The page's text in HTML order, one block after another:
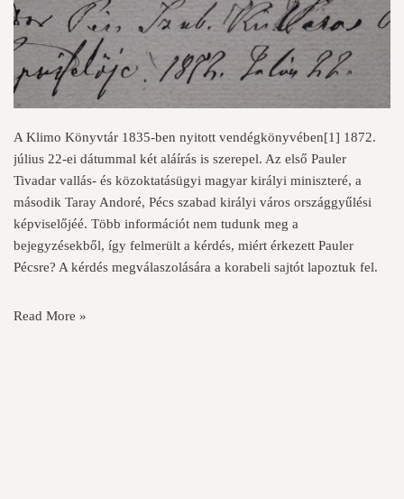
A Klimo Könyvtár 1835-ben nyitott vendégkönyvében[1] 1872.
július 22-ei dátummal két aláírás is szerepel. Az első Pauler
Tivadar vallás- és közoktatásügyi magyar királyi miniszteré, a
második Taray Andoré, Pécs szabad királyi város országgyűlési
képviselőjéé. Több információt nem tudunk meg a
bejegyzésekből, így felmerült a kérdés, miért érkezett Pauler
Pécsre? A kérdés megválaszolására a korabeli sajtót lapoztuk fel.
Read More »